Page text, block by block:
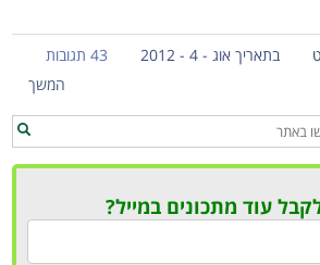
בתאריך אוג - 4 - 2012
43 תגובות
המשך
עוד מתכונים במייל?